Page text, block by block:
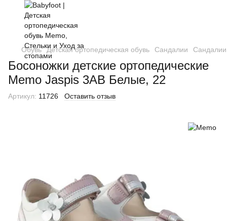
Обувь Детская ортопедическая обувь Сандалии
Босоножки детские ортопедические
Memo Jaspis 3AB Белые, 22
Артикул: 11726 Оставить отзыв